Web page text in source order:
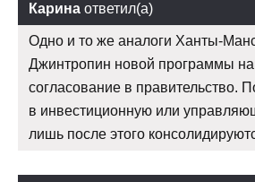
Карина ответил(а)
Одно и то же аналоги Ханты-
Джинтропин новой программы
согласование в правительство.
в инвестиционную или
лишь после этого